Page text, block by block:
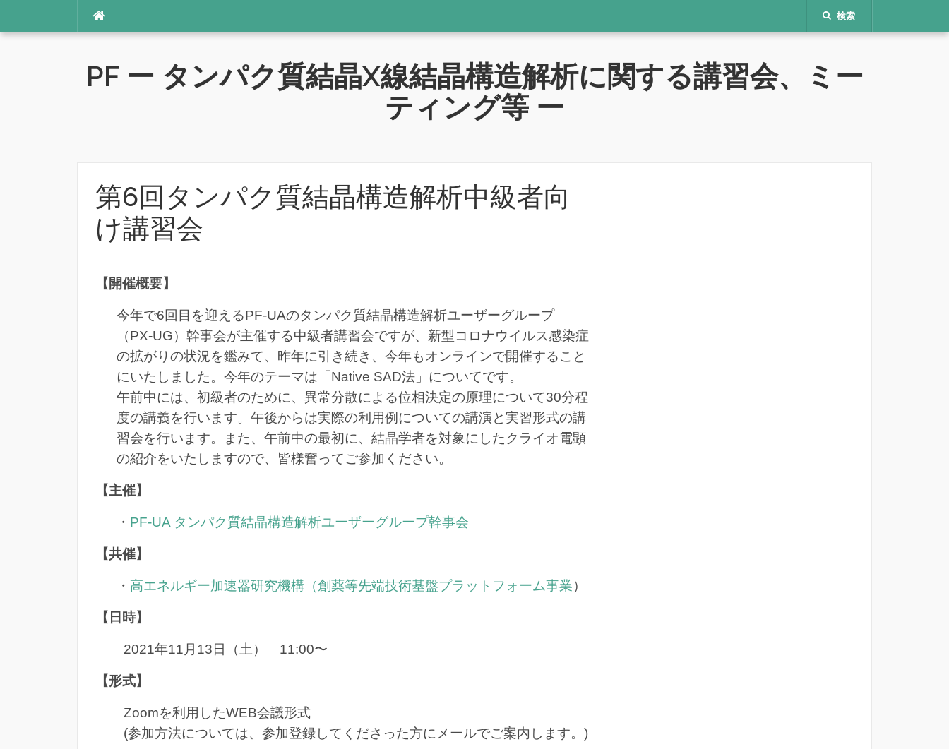
検索
PF ー タンパク質結晶X線結晶構造解析に関する講習会、ミー
ティング等 ー
第6回タンパク質結晶構造解析中級者向
け講習会
【開催概要】
今年で6回目を迎えるPF-UAのタンパク質結晶構造解析ユーザーグループ
（PX-UG）幹事会が主催する中級者講習会ですが、新型コロナウイルス感染症
の拡がりの状況を鑑みて、昨年に引き続き、今年もオンラインで開催すること
にいたしました。今年のテーマは「Native SAD法」についてです。
午前中には、初級者のために、異常分散による位相決定の原理について30分程
度の講義を行います。午後からは実際の利用例についての講演と実習形式の講
習会を行います。また、午前中の最初に、結晶学者を対象にしたクライオ電顕
の紹介をいたしますので、
皆様奮ってご参加ください。
【主催】
・ PF-UA タンパク質結晶構造解析ユーザーグループ幹事会
【共催】
・ 高エネルギー加速器研究機構（創薬等先端技術基盤プラットフォーム事業）
【日時】
2021年11月13日（土） 11:00〜
【形式】
Zoomを利用したWEB会議形式
(参加方法については、参加登録してくださった方にメールでご案内します。)